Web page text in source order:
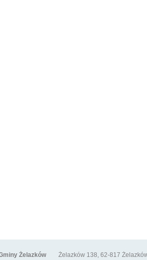
ŻelazkówŻelazków 138, 62-817 Żelazków